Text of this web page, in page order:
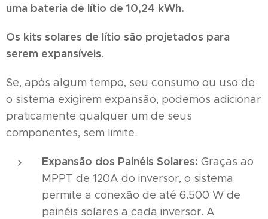
uma bateria de lítio de 10,24 kWh.
Os kits solares de lítio são projetados para
serem expansíveis.
Se, após algum tempo, seu consumo ou uso de
o sistema exigirem expansão, podemos adicionar
praticamente qualquer um de seus
componentes, sem limite.
Expansão dos Painéis Solares: Graças ao
MPPT de 120A do inversor, o sistema
permite a conexão de até 6.500 W de
painéis solares a cada inversor. A